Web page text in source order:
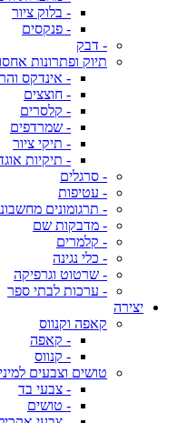
- בלוק ציור
- פנקסים
- דבק
תיוק ופתרונות
- אינדקס
- חוצצים
- קלסרים
- שמרדפים
- תיקי ציור
- תיקיות
- סרגלים
- עטיפות
- תרגומונים
- מדבקות שם
- קלמרים
- כלי נגינה
- שרטוט וגרפיקה
- ערכות לבתי ספר
יצירה
קאפה וקנווס
- קאפה
- קנווס
טושים וצבעים
- צבעי בד
- טושים